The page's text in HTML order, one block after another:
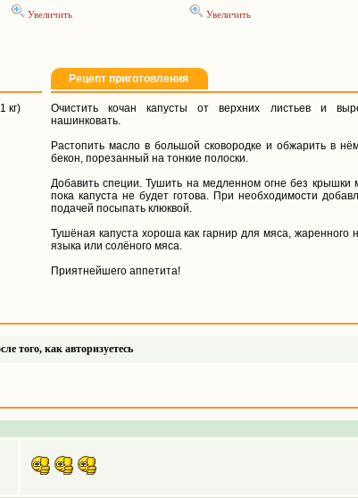
Увеличить Увеличить
Рецепт приготовления
кг)
Очистить кочан капусты от верхних листьев и
нашинковать.
Растопить масло в большой сковородке и обжарить в
бекон, порезанный на тонкие полоски.
Добавить специи. Тушить на медленном огне без крышки
пока капуста не будет готова. При необходимости
подачей посыпать клюквой.
Тушёная капуста хороша как гарнир для мяса, жаренного
языка или солёного мяса.
Приятнейшего аппетита!
того, как авторизуетесь